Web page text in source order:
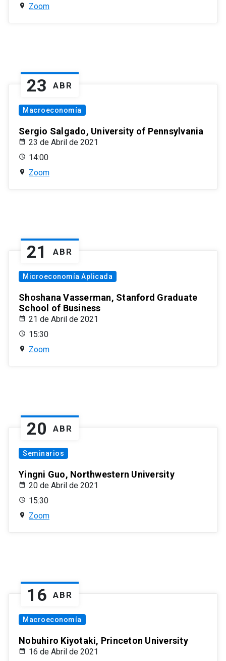
Zoom
23 ABR
Macroeconomía
Sergio Salgado, University of Pennsylvania
23 de Abril de 2021
14:00
Zoom
21 ABR
Microeconomía Aplicada
Shoshana Vasserman, Stanford Graduate
School of Business
21 de Abril de 2021
15:30
Zoom
20 ABR
Seminarios
Yingni Guo, Northwestern University
20 de Abril de 2021
15:30
Zoom
16 ABR
Macroeconomía
Nobuhiro Kiyotaki, Princeton University
16 de Abril de 2021